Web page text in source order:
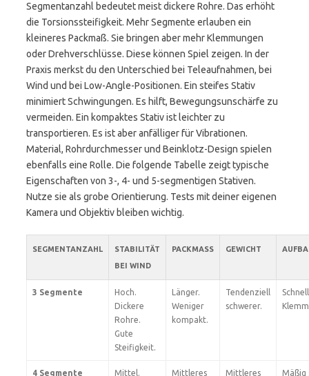
Segmentanzahl bedeutet meist dickere Rohre. Das erhöht
die Torsionssteifigkeit. Mehr Segmente erlauben ein
kleineres Packmaß. Sie bringen aber mehr Klemmungen
oder Drehverschlüsse. Diese können Spiel zeigen. In der
Praxis merkst du den Unterschied bei Teleaufnahmen, bei
Wind und bei Low-Angle-Positionen. Ein steifes Stativ
minimiert Schwingungen. Es hilft, Bewegungsunschärfe zu
vermeiden. Ein kompaktes Stativ ist leichter zu
transportieren. Es ist aber anfälliger für Vibrationen.
Material, Rohrdurchmesser und Beinklotz-Design spielen
ebenfalls eine Rolle. Die folgende Tabelle zeigt typische
Eigenschaften von 3-, 4- und 5-segmentigen Stativen.
Nutze sie als grobe Orientierung. Tests mit deiner eigenen
Kamera und Objektiv bleiben wichtig.
SEGMENTANZAHL
STABILITÄT
BEI WIND
PACKMASS GEWICHT
3 Segmente
Hoch.
Dickere
Rohre.
Gute
Steifigkeit.
Länger.
Weniger
kompakt.
Tendenziell
schwerer.
4 Segmente
Mittel.
Mittleres
Mittleres
Mäßig